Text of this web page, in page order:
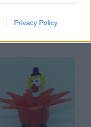
Privacy Policy